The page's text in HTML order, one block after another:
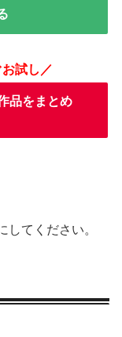
試し／
品をまとめ
してください。